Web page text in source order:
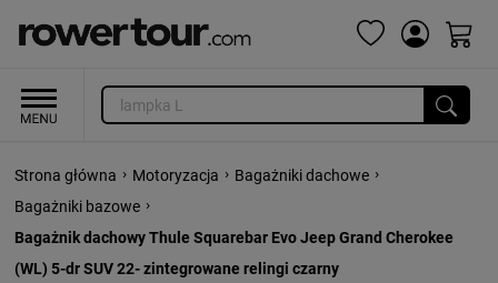
Strona główna › Motoryzacja › Bagażniki dachowe ›
Bagażniki bazowe ›
Bagażnik dachowy Thule Squarebar Evo Jeep Grand Cherokee
(WL) 5-dr SUV 22- zintegrowane relingi czarny